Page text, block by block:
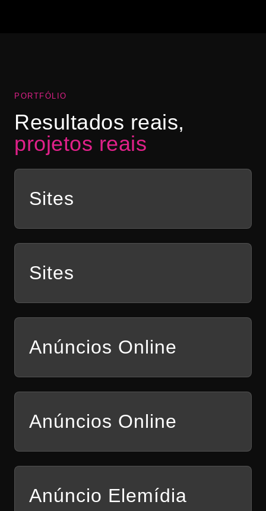
PORTFÓLIO
Resultados reais,
projetos reais
Sites
Sites
Anúncios Online
Anúncios Online
Anúncio Elemídia